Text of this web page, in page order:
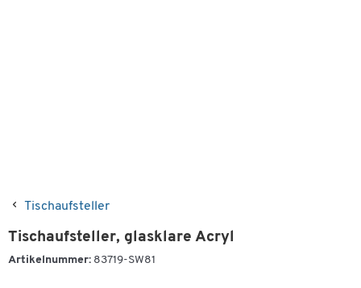
Tischaufsteller
Tischaufsteller, glasklare Acryl
Artikelnummer: 83719-SW81